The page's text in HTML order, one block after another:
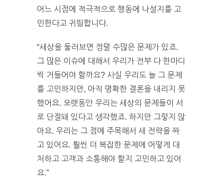
어느 시점에 적극적으로 행동에 나설지를 고
민한다고 귀띔합니다.
“세상을 둘러보면 정말 수많은 문제가 있죠.
그 많은 이슈에 대해서 우리가 전부 다 한마디
씩 거들어야 할까요? 사실 우리도 늘 그 문제
를 고민하지만, 아직 명확한 결론을 내리지 못
했어요. 오랫동안 우리는 세상의 문제들이 서
로 단절돼 있다고 생각했죠. 하지만 그렇지 않
아요. 우리는 그 점에 주목해서 새 전략을 짜
고 있어요. 훨씬 더 복잡한 문제에 어떻게 대
처하고 고객과 소통해야 할지 고민하고 있어
요.”